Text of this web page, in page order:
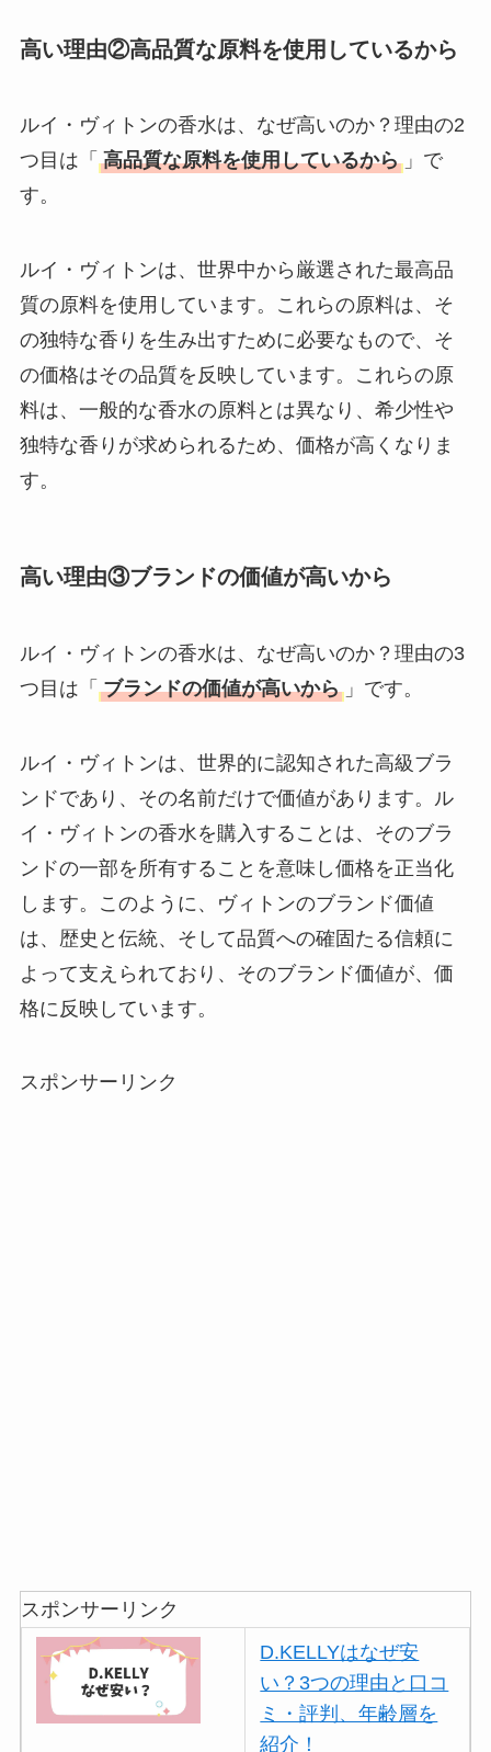
高い理由②高品質な原料を使用しているから
ルイ・ヴィトンの香水は、なぜ高いのか？理由の2
つ目は「 高品質な原料を使用しているから 」で
す。
ルイ・ヴィトンは、世界中から厳選された最高品
質の原料を使用しています。これらの原料は、そ
の独特な香りを生み出すために必要なもので、そ
の価格はその品質を反映しています。これらの原
料は、一般的な香水の原料とは異なり、希少性や
独特な香りが求められるため、価格が高くなりま
す。
高い理由③ブランドの価値が高いから
ルイ・ヴィトンの香水は、なぜ高いのか？理由の3
つ目は「 ブランドの価値が高いから 」です。
ルイ・ヴィトンは、世界的に認知された高級ブラ
ンドであり、その名前だけで価値があります。ル
イ・ヴィトンの香水を購入することは、そのブラ
ンドの一部を所有することを意味し価格を正当化
します。このように、ヴィトンのブランド価値
は、歴史と伝統、そして品質への確固たる信頼に
よって支えられており、そのブランド価値が、価
格に反映しています。
スポンサーリンク
スポンサーリンク
D.KELLYはなぜ安
い？3つの理由と口コ
ミ・評判、年齢層を
紹介！